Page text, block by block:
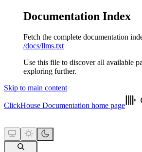
Documentation Index
Fetch the complete documentation
/docs/llms.txt
Use this file to discover all available
exploring further.
Skip to main content
ClickHouse Documentation home page